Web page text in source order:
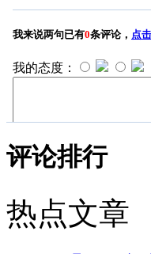
评论排行
热点文章